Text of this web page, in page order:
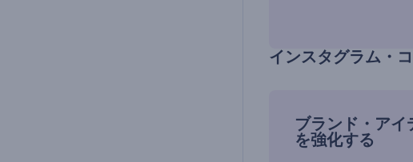
インスタグラム・
ブランド・アイ
を強化する